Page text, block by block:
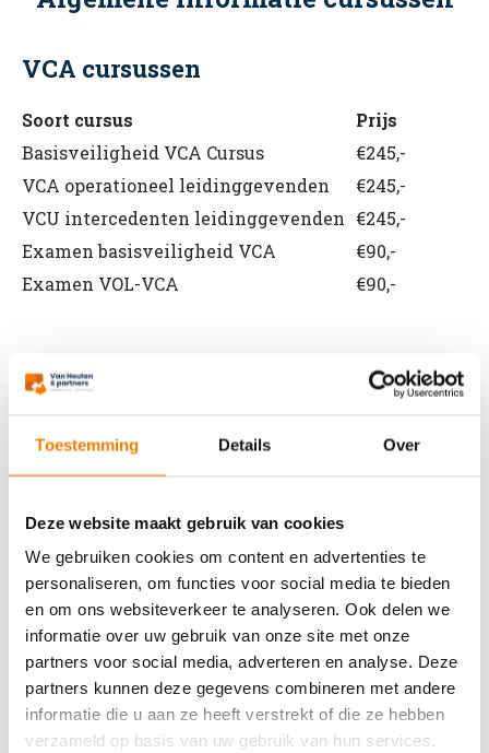
Toestemming Details Over
Deze website maakt gebruik van cookies
We gebruiken cookies om content en advertenties te
personaliseren, om functies voor social media te bieden
en om ons websiteverkeer te analyseren. Ook delen we
informatie over uw gebruik van onze site met onze
partners voor social media, adverteren en analyse. Deze
partners kunnen deze gegevens combineren met andere
informatie die u aan ze heeft verstrekt of die ze hebben
verzameld op basis van uw gebruik van hun services.
VCA cursussen
Soort cursus
Prijs
Basisveiligheid VCA Cursus
€245,-
VCA operationeel leidinggevenden
€245,-
VCU intercedenten leidinggevenden €245,-
Examen basisveiligheid VCA
€90,-
Examen VOL-VCA
€90,-
BHV basisopleiding
v.a. €245,-
BHV herhaling
Arbo en Veiligheid
Prijs
Werken met vorkhef- en reachtruck
v.a. €250,-
Werken met een hoogwerker
v.a. €250,-
Veilig aanslaan van lasten
v.a. €250,-
Veilig werken langs de weg
v.a. €250,-